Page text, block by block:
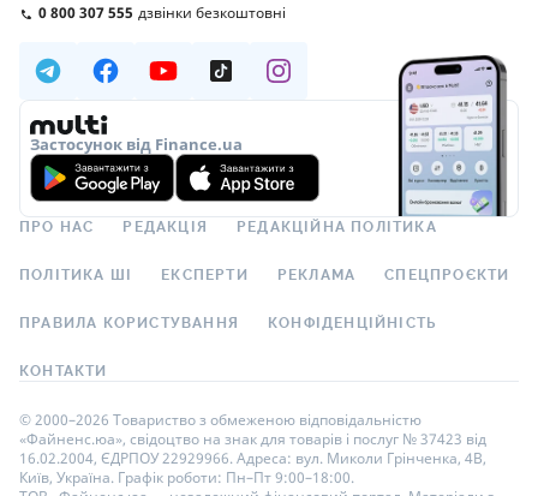
0 800 307 555 дзвінки безкоштовні
Застосунок від Finance.ua
ПРО НАС РЕДАКЦІЯ РЕДАКЦІЙНА ПОЛІТИКА
ПОЛІТИКА ШІ ЕКСПЕРТИ РЕКЛАМА СПЕЦПРОЄКТИ
ПРАВИЛА КОРИСТУВАННЯ КОНФІДЕНЦІЙНІСТЬ
КОНТАКТИ
© 2000–2026 Товариство з обмеженою відповідальністю
«Файненс.юа», свідоцтво на знак для товарів і послуг № 37423 від
16.02.2004, ЄДРПОУ 22929966. Адреса: вул. Миколи Грінченка, 4В,
Київ, Україна. Графік роботи: Пн–Пт 9:00–18:00.